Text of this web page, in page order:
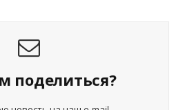
поделиться?